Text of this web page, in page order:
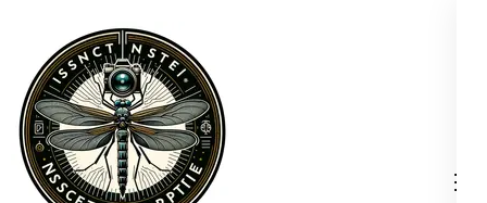
inhoud
(druk
op
Enter)